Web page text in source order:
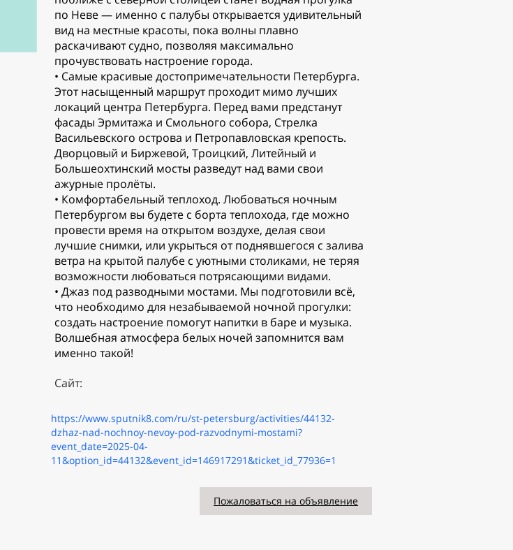
по Неве — именно с палубы открывается удивительный
вид на местные красоты, пока волны плавно
раскачивают судно, позволяя максимально
прочувствовать настроение города.
• Самые красивые достопримечательности Петербурга.
Этот насыщенный маршрут проходит мимо лучших
локаций центра Петербурга. Перед вами предстанут
фасады Эрмитажа и Смольного собора, Стрелка
Васильевского острова и Петропавловская крепость.
Дворцовый и Биржевой, Троицкий, Литейный и
Большеохтинский мосты разведут над вами свои
ажурные пролёты.
• Комфортабельный теплоход. Любоваться ночным
Петербургом вы будете с борта теплохода, где можно
провести время на открытом воздухе, делая свои
лучшие снимки, или укрыться от поднявшегося с залива
ветра на крытой палубе с уютными столиками, не теряя
возможности любоваться потрясающими видами.
• Джаз под разводными мостами. Мы подготовили всё,
что необходимо для незабываемой ночной прогулки:
создать настроение помогут напитки в баре и музыка.
Волшебная атмосфера белых ночей запомнится вам
именно такой!
Сайт:
https://www.sputnik8.com/ru/st-petersburg/activities/44132-
dzhaz-nad-nochnoy-nevoy-pod-razvodnymi-mostami?
event_date=2025-04-
11&option_id=44132&event_id=146917291&ticket_id_77936=1
Пожаловаться на объявление